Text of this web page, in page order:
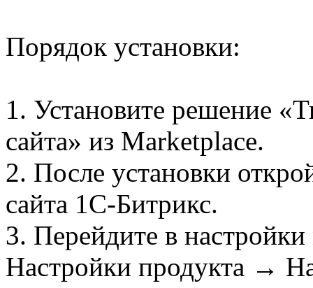
Порядок установки:
1. Установите решение
сайта» из Marketplace.
2. После установки
сайта 1C-Битрикс.
3. Перейдите в
Настройки продукта →